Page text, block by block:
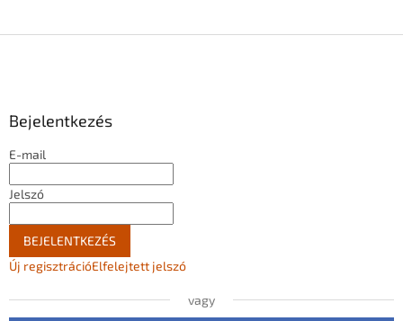
Bejelentkezés
E-mail
Jelszó
BEJELENTKEZÉS
Új regisztrációElfelejtett jelszó
vagy